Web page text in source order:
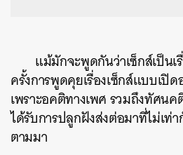
แม้มักจะพูดกันว่าเซ็กส์เป็น
ครั้งการพูดคุยเรื่องเซ็กส์แบบเปิ
เพราะอคติทางเพศ รวมถึงทัศน
ได้รับการปลูกฝังส่งต่อมาที่ไม่เท่
ตามมา